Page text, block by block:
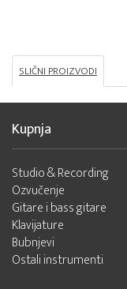
SLIČNI PROIZVODI
Kupnja
Studio & Recording
Ozvučenje
Gitare i bass gitare
Klavijature
Bubnjevi
Ostali instrumenti